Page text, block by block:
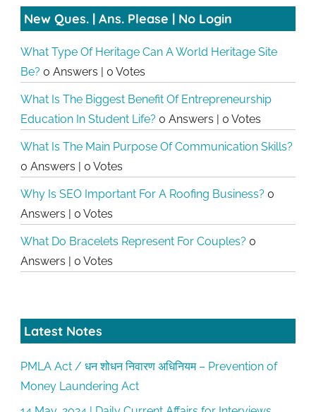
New Ques. | Ans. Please | No Login
What Type Of Heritage Can A World Heritage Site
Be? 0 Answers 0 Votes
What Is The Biggest Benefit Of Entrepreneurship
Education In Student Life? 0 Answers 0 Votes
What Is The Main Purpose Of Communication Skills?
0 Answers
0 Votes
Why Is SEO Important For A Roofing Business? 0
Answers
0 Votes
What Do Bracelets Represent For Couples? 0
Answers
0 Votes
Latest Notes
PMLA Act / धन शोधन निवारण अधिनियम – Prevention of
Money Laundering Act